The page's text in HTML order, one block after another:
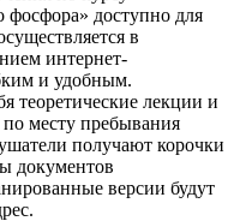
фосфора» доступно для
в
интернет-
и удобным.
теоретические лекции и
месту пребывания
получают корочки
документов
версии будут